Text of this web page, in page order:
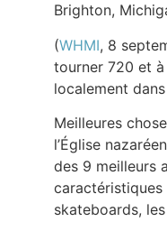
Brighton,
(WHMI, 8
tourner 720 et
localement dans
Meilleures
l’Église
des 9 meilleurs
skateboards,